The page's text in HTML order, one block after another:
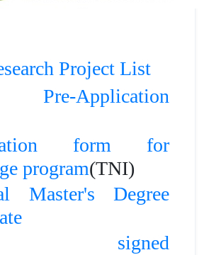
Project List
Pre-Application
form for
program(TNI)
Master's Degree
signed